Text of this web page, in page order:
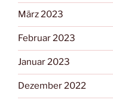
März 2023
Februar 2023
Januar 2023
Dezember 2022